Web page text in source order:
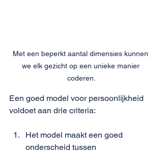
Met een beperkt aantal dimensies kunnen
we elk gezicht op een unieke manier
coderen.
Een goed model voor persoonlijkheid
voldoet aan drie criteria:
Het model maakt een goed
onderscheid tussen